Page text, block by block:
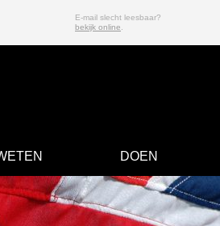
E-mail slecht leesbaar?
bekijk online
DOEN